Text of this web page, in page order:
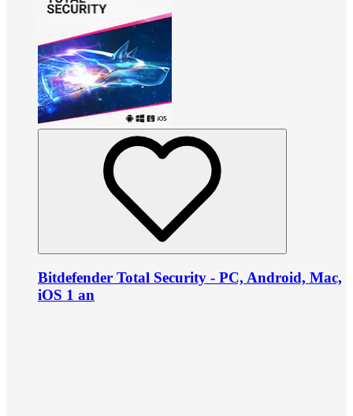
Bitdefender Total Security - PC, Android, Mac,
iOS 1 an